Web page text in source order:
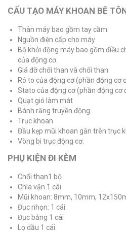
CẤU TẠO MÁY KHOAN BÊ
Thân máy bao gồm tay cầm
Nguồn điện cấp cho máy
Bộ khởi động máy bao gồm điều
của động cơ.
Giá đỡ chổi than và chổi than
Rô to của động cơ (phần động cơ
Stato của động cơ (phần động cơ
Quạt gió làm mát
Bánh răng truyền động.
Trục khoan
Đầu kẹp mũi khoan gắn trên trục
Vòng bi trục động cơ.
PHỤ KIỆN ĐI KÈM
Chổi than1 bộ
Chìa vặn 1 cái
Mũi khoan: 8mm, 10mm,
Đục nhọn: 1 cái
Đục bằng 1 cái
Lọ dầu 1 cái